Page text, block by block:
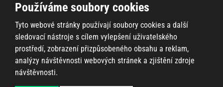
+420 607 383 838
Používáme soubory cookies
Tyto webové stránky používají soubory cookies a další
sledovací nástroje s cílem vylepšení uživatelského
prostředí, zobrazení přizpůsobeného obsahu a reklam,
analýzy návštěvnosti webových stránek a zjištění zdroje
návštěvnosti.